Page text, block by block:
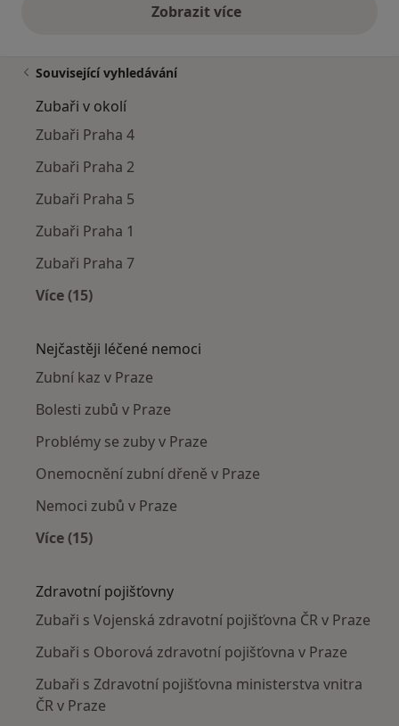
Zobrazit vícevýše uvedené názory
Související vyhledávání
Zubaři v okolí
Zubaři Praha 4
Zubaři Praha 2
Zubaři Praha 5
Zubaři Praha 1
Zubaři Praha 7
Více (15)
Nejčastěji léčené nemoci
Zubní kaz v Praze
Bolesti zubů v Praze
Problémy se zuby v Praze
Onemocnění zubní dřeně v Praze
Nemoci zubů v Praze
Více (15)
Zdravotní pojišťovny
Zubaři s Vojenská zdravotní pojišťovna ČR v Praze
Zubaři s Oborová zdravotní pojišťovna v Praze
Zubaři s Zdravotní pojišťovna ministerstva vnitra
ČR v Praze